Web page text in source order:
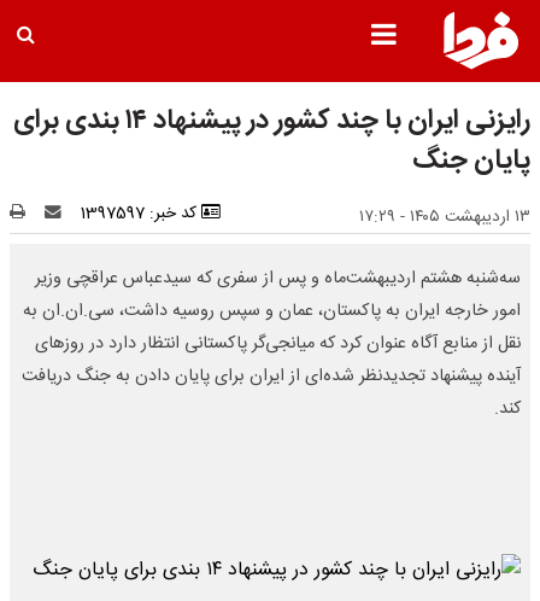
رایزنی ایران با چند کشور در پیشنهاد ۱۴ بندی برای
پایان جنگ
۱۳ اردیبهشت ۱۴۰۵ - ۱۷:۲۹ کد خبر: 1397597
سه‌شنبه هشتم اردیبهشت‌ماه و پس از سفری که سیدعباس عراقچی وزیر
امور خارجه ایران به پاکستان، عمان و سپس روسیه داشت، سی‌.ان‌.ان به
نقل از منابع آگاه عنوان کرد که میانجی‌گر پاکستانی انتظار دارد در روزهای
آینده پیشنهاد تجدیدنظر شده‌ای از ایران برای پایان دادن به جنگ دریافت
کند.